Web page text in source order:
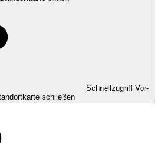
Schnellzugriff Vor-
schließen